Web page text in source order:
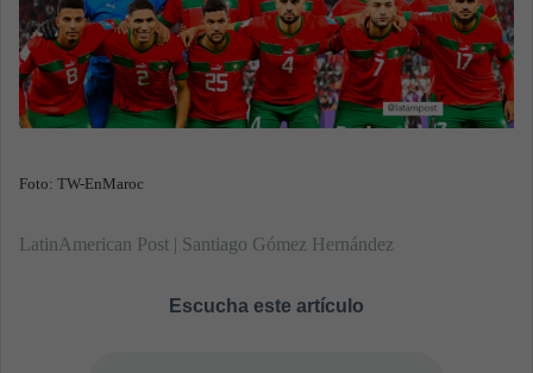
Foto: TW-EnMaroc
LatinAmerican Post | Santiago Gómez Hernández
Escucha este artículo